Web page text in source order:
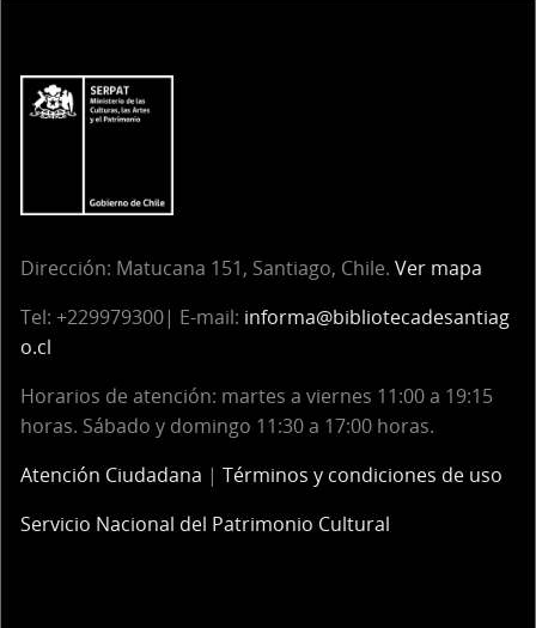
Dirección: Matucana 151, Santiago, Chile. Ver mapa
Tel: +229979300| E-mail: informa@bibliotecadesantiag
o.cl
Horarios de atención: martes a viernes 11:00 a 19:15
horas. Sábado y domingo 11:30 a 17:00 horas.
Atención Ciudadana | Términos y condiciones de uso
Servicio Nacional del Patrimonio Cultural